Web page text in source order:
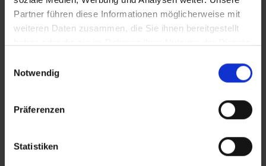
Partner führen diese Informationen möglicherweise mit
weiteren Daten zusammen, die Sie ihnen bereitgestellt
Notwendig
Präferenzen
Statistiken
Bilder
interessieren